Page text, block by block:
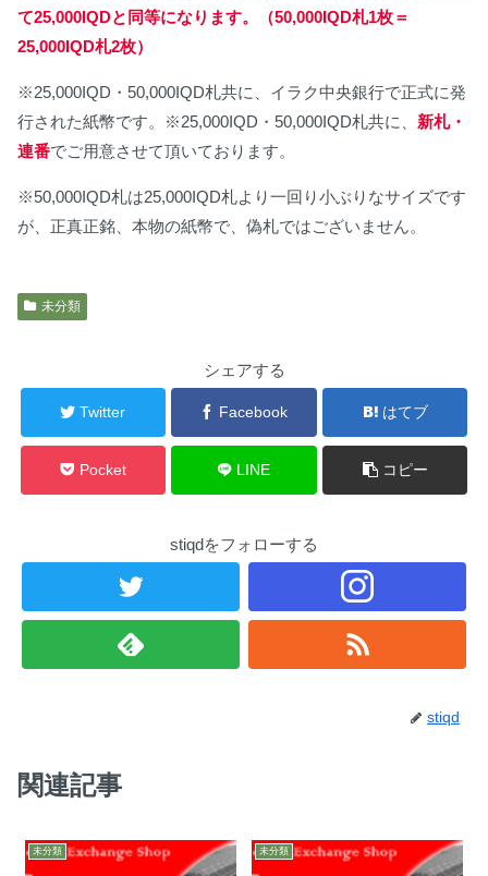
て25,000IQDと同等になります。
（50,000IQD札1枚＝
25,000IQD札2枚）
※25,000IQD・50,000IQD札共に、イラク中央銀行で正式に発
行された紙幣です。※25,000IQD・50,000IQD札共に、 新札・
連番でご用意させて頂いております。
※50,000IQD札は25,000IQD札より一回り小ぶりなサイズです
が、正真正銘、本物の紙幣で、偽札ではございません。
未分類
シェアする
Twitter Facebook はてブ
Pocket LINE コピー
stiqdをフォローする
stiqd
関連記事
未分類 未分類